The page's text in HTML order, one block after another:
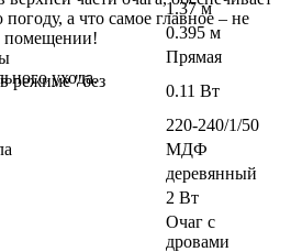
а что самое главное – не
помещении!
ухода.
1.37 м
0.395 м
Прямая
режиме "без
0.11 Вт
220-240/1/50
МДФ
деревянный
2 Вт
Очаг с
дровами